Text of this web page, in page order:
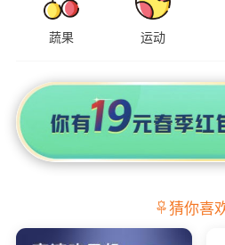
蔬果 运动
猜你喜